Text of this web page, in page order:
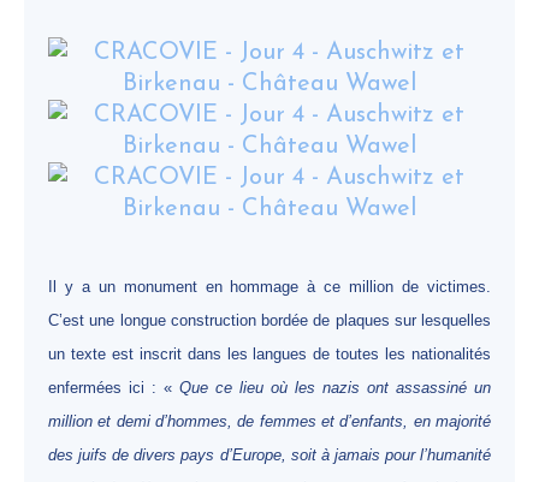
Il y a un monument en hommage à ce million de victimes.
C’est une longue construction bordée de plaques sur lesquelles
un texte est inscrit dans les langues de toutes les nationalités
enfermées ici : « Que ce lieu où les nazis ont assassiné un
million et demi d’hommes, de femmes et d’enfants, en majorité
des juifs de divers pays d’Europe, soit à jamais pour l’humanité